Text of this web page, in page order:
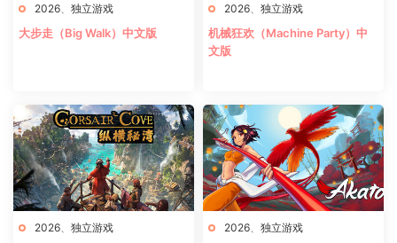
2026 独立游戏
大步走（Big Walk）中文版
2026 独立游戏
机械狂欢（Machine Party）中
文版
2026 独立游戏 2026 独立游戏